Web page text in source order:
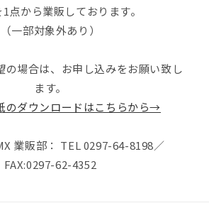
点から業販しております。
（一部対象外あり）
の場合は、お申し込みをお願い致し
ます。
のダウンロードはこちらから→
業販部： TEL 0297-64-8198／
FAX:0297-62-4352